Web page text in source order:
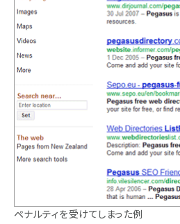
ペナルティを受けてしまった例